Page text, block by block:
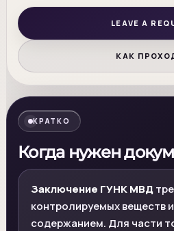
LEAVE A
КАК
КРАТКО
Когда нужен
Заключение ГУНК МВД
контролируемых веществ
содержанием. Для части